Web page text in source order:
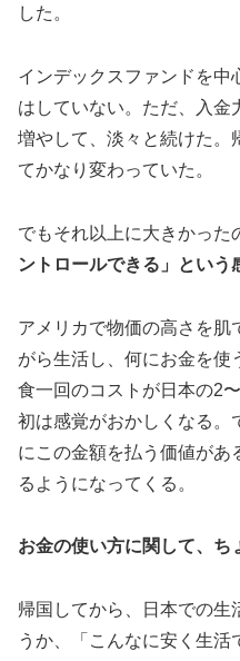
した。
インデックスファンドを中
はしていない。ただ、入金
増やして、淡々と続けた。
てかなり変わっていた。
でもそれ以上に大きかった
ントロールできる」という
アメリカで物価の高さを肌
がら生活し、何にお金を使
食一回のコストが日本の2
初は感覚がおかしくなる。
にこの金額を払う価値があ
るようになってくる。
お金の使い方に関して、ち
帰国してから、日本での生
うか、「こんなに安く生活